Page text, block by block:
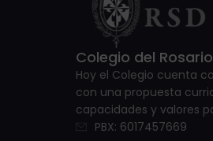
Colegio del
Hoy el Colegio cuenta
con una propuesta
capacidades y valores
PBX: 6017457669